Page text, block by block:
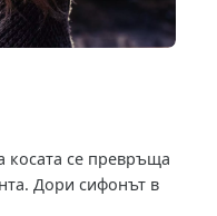
косата се превръща
Дори сифонът в